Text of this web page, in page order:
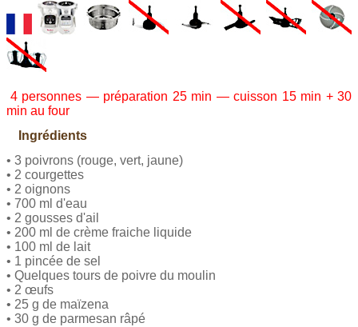
4 personnes — préparation 25 min — cuisson 15 min + 30
min au four
Ingrédients
• 3 poivrons (rouge, vert, jaune)
• 2 courgettes
• 2 oignons
• 700 ml d'eau
• 2 gousses d'ail
• 200 ml de crème fraiche liquide
• 100 ml de lait
• 1 pincée de sel
• Quelques tours de poivre du moulin
• 2 œufs
• 25 g de maïzena
• 30 g de parmesan râpé